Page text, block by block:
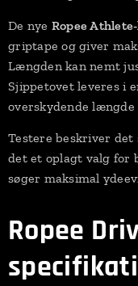
De nye Ropee
griptape og giver
Længden kan nemt
Sjippetovet leveres i
overskydende
Testere beskriver det
det et oplagt valg for
søger maksimal
Ropee